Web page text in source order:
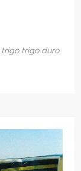
trigo trigo duro